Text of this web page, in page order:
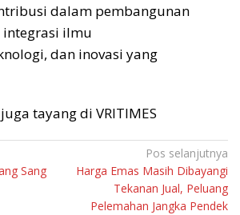
dalam pembangunan
ilmu
dan inovasi yang
tayang di VRITIMES
Sang
Pos selanjutnya
Harga Emas Masih Dibayangi
Tekanan Jual, Peluang
Pelemahan Jangka Pendek